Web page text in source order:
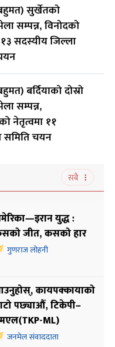
सुर्खेतको
सम्पन्न, विनोदको
सदस्यीय जिल्ला
बर्दियाको दोस्रो
सम्पन्न,
नेतृत्वमा ११
समिति चयन
सबै
युद्ध :
जीत, कसको हार
गुणराज लोहनी
कायपक्कायाको
पछ्याऔँ, टिकेपी–
ML)
जनमेल संवाददाता